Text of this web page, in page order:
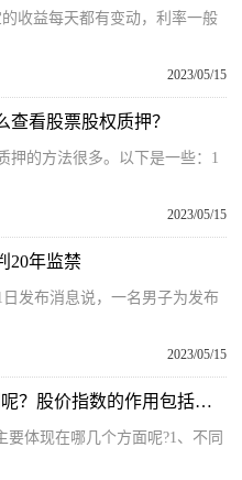
收益每天都有变动，利率一般
2023/05/15
看股票股权质押？
押的方法很多。以下是一些：1
2023/05/15
20年监禁
发布消息说，一名男子为发布
2023/05/15
上证指数和a股指数有什么区别呢？股价指数的作用包括哪些？
要体现在哪几个方面呢?1、不同